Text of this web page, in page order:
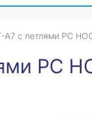
A7 с петлями PC
PC